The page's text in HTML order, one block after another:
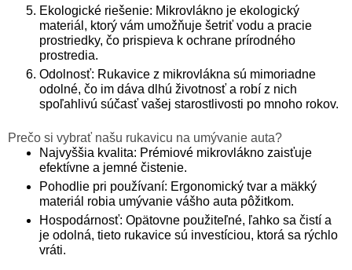
Ekologické riešenie: Mikrovlákno je ekologický
materiál, ktorý vám umožňuje šetriť vodu a pracie
prostriedky, čo prispieva k ochrane prírodného
prostredia.
Odolnosť: Rukavice z mikrovlákna sú mimoriadne
odolné, čo im dáva dlhú životnosť a robí z nich
spoľahlivú súčasť vašej starostlivosti po mnoho rokov.
Prečo si vybrať našu rukavicu na umývanie auta?
Najvyššia kvalita: Prémiové mikrovlákno zaisťuje
efektívne a jemné čistenie.
Pohodlie pri používaní: Ergonomický tvar a mäkký
materiál robia umývanie vášho auta pôžitkom.
Hospodárnosť: Opätovne použiteľné, ľahko sa čistí a
je odolná, tieto rukavice sú investíciou, ktorá sa rýchlo
vráti.